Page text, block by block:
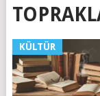
KÜLTÜR